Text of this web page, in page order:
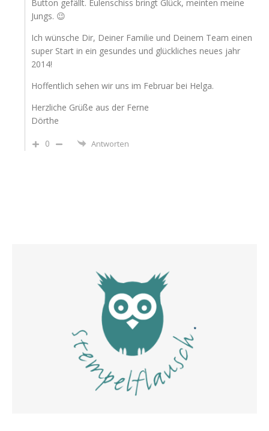
Button gefällt. Eulenschiss bringt Glück, meinten meine
Jungs. 😉
Ich wünsche Dir, Deiner Familie und Deinem Team einen
super Start in ein gesundes und glückliches neues jahr
2014!
Hoffentlich sehen wir uns im Februar bei Helga.
Herzliche Grüße aus der Ferne
Dörthe
0
Antworten